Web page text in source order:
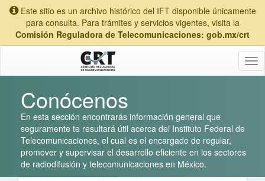
Este sitio es un archivo histórico del IFT disponible únicamente
para consulta. Para trámites y servicios vigentes, visita la
Comisión Reguladora de Telecomunicaciones: gob.mx/crt
Conócenos
En esta sección encontrarás información general que
seguramente te resultará útil acerca del Instituto Federal de
Telecomunicaciones, el cual es el encargado de regular,
promover y supervisar el desarrollo eficiente en los sectores
de radiodifusión y telecomunicaciones en México.